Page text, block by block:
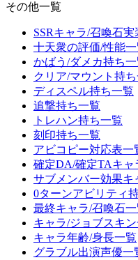
その他一覧
SSRキャラ/召喚石実
十天衆の評価/性能一
かばう/ダメカ持ち一
クリア/マウント持
ディスペル持ち一覧
追撃持ち一覧
トレハン持ち一覧
刻印持ち一覧
アビコピー対応表一
確定DA/確定TAキャ
サブメンバー効果キ
0ターンアビリティ
最終キャラ/召喚石一
キャラ/ジョブスキ
キャラ年齢/身長一覧
グラブル出演声優一